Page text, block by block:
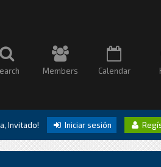
Members Calendar
Invitado! Iniciar sesión